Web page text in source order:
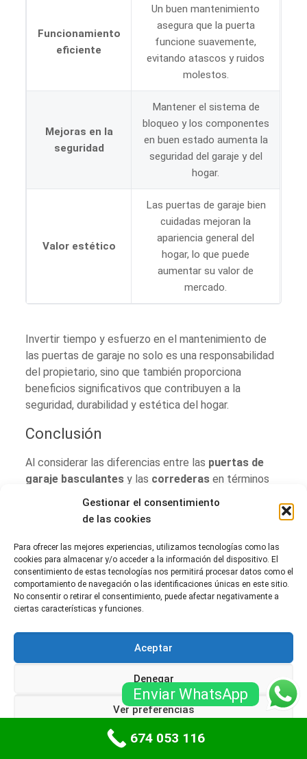
Gestionar el consentimiento
de las cookies
Para ofrecer las mejores experiencias, utilizamos tecnologías como las
cookies para almacenar y/o acceder a la información del dispositivo. El
consentimiento de estas tecnologías nos permitirá procesar datos como el
comportamiento de navegación o las identificaciones únicas en este sitio.
No consentir o retirar el consentimiento, puede afectar negativamente a
ciertas características y funciones.
Aceptar
Denegar
Ver preferencias
Política de cookiesPolíticas de privacidad
Funcionamiento
eficiente
Un buen mantenimiento
asegura que la puerta
funcione suavemente,
evitando atascos y ruidos
molestos.
Mejoras en la
seguridad
Mantener el sistema de
bloqueo y los componentes
en buen estado aumenta la
seguridad del garaje y del
hogar.
Valor estético
Las puertas de garaje bien
cuidadas mejoran la
apariencia general del
hogar, lo que puede
aumentar su valor de
mercado.
Invertir tiempo y esfuerzo en el mantenimiento de
las puertas de garaje no solo es una responsabilidad
del propietario, sino que también proporciona
beneficios significativos que contribuyen a la
seguridad, durabilidad y estética del hogar.
Conclusión
Al considerar las diferencias entre las puertas de
garaje basculantes y las correderas en términos
de mantenimiento, es esencial reconocer que cada
tipo de puerta presenta sus propios desafíos y
generalmente más simples en su diseño, requieren un
mantenimiento más frecuente y específico,
especialmente en lo que respecta a sus resortes y
bisagras. La atención a estos componentes es
crucial para evitar costosas reparaciones y garantizar
Por otro lado, las puertas correderas, que ofrecen
presentan un mantenimiento más accesible debido a
su menor número de componentes móviles. Sin
embargo, esto no significa que sean exentas de
cuidados; la limpieza de los rieles y el mantenimiento
de las ruedas son igualmente vitales para su
Enviar WhatsApp
674 053 116